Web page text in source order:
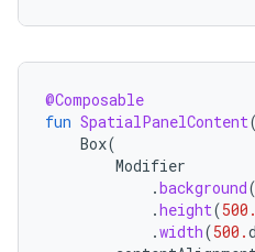
@Composable
fun SpatialPanelContent
Box(
Modifier
.background(
.height(500.
.width(500.